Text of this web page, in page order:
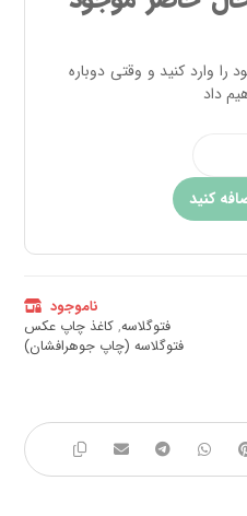
را وارد کنید و وقتی دوباره
داد
کنید
ناموجود
فتوگلاسه, کاغذ چاپ عکس
فتوگلاسه (چاپ جوهرافشان)